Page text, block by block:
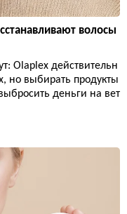
волосы
Olaplex действительн
но выбирать продукты
деньги на вет